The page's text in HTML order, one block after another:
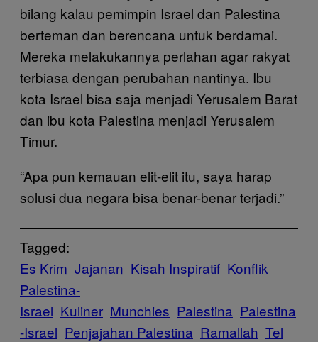
bilang kalau pemimpin Israel dan Palestina
berteman dan berencana untuk berdamai.
Mereka melakukannya perlahan agar rakyat
terbiasa dengan perubahan nantinya. Ibu
kota Israel bisa saja menjadi Yerusalem Barat
dan ibu kota Palestina menjadi Yerusalem
Timur.
“Apa pun kemauan elit-elit itu, saya harap
solusi dua negara bisa benar-benar terjadi.”
Tagged:
Es Krim Jajanan Kisah Inspiratif Konflik
Palestina-
Israel Kuliner Munchies Palestina Palestina
-Israel Penjajahan Palestina Ramallah Tel